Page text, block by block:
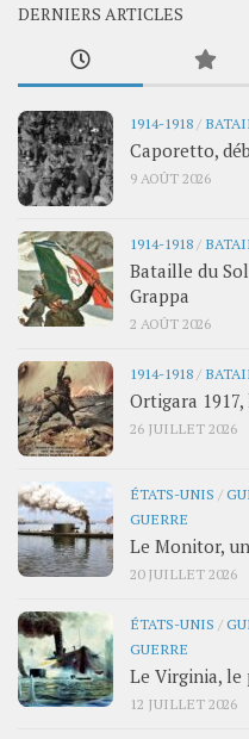
DERNIERS ARTICLES
1914-1918 /
Caporetto,
9 AOÛT 2026
1914-1918 /
Bataille du
Grappa
2 AOÛT 2026
1914-1918 /
Ortigara
26 JUILLET 2026
ÉTATS-UNIS /
GUERRE
Le Monitor,
20 JUILLET 2026
ÉTATS-UNIS /
GUERRE
Le Virginia, le
12 JUILLET 2026